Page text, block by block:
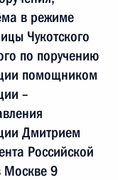
в режиме
Чукотского
по поручению
помощником
–
Дмитрием
Российской
Москве 9